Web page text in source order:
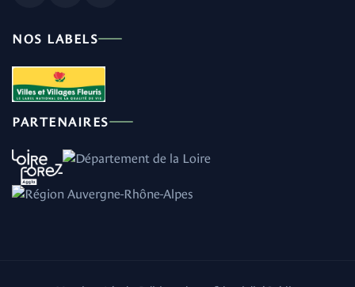
NOS LABELS
PARTENAIRES